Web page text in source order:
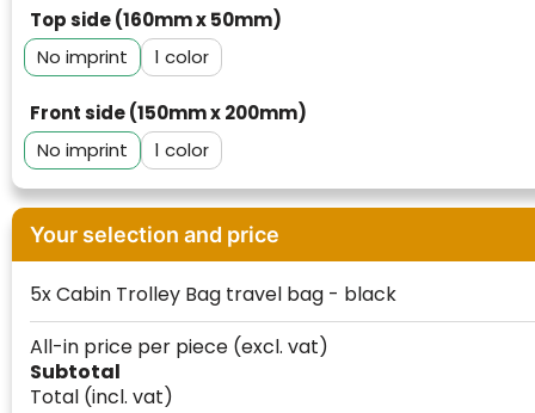
Top side (160mm x 50mm)
No imprint
1
Front side (150mm x 200mm)
No imprint
1
Your selection and price
5x Cabin Trolley Bag travel bag - black
Subtotal
Total (incl. vat)
All-in price per piece (excl. vat)